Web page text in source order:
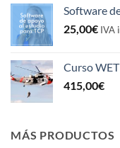
Software
25,00€ IVA
Curso
415,00€
MÁS PRODUCTOS